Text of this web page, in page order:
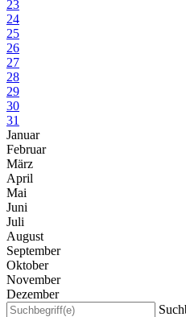
23
24
25
26
27
28
29
30
31
Januar
Februar
März
April
Mai
Juni
Juli
August
September
Oktober
November
Dezember